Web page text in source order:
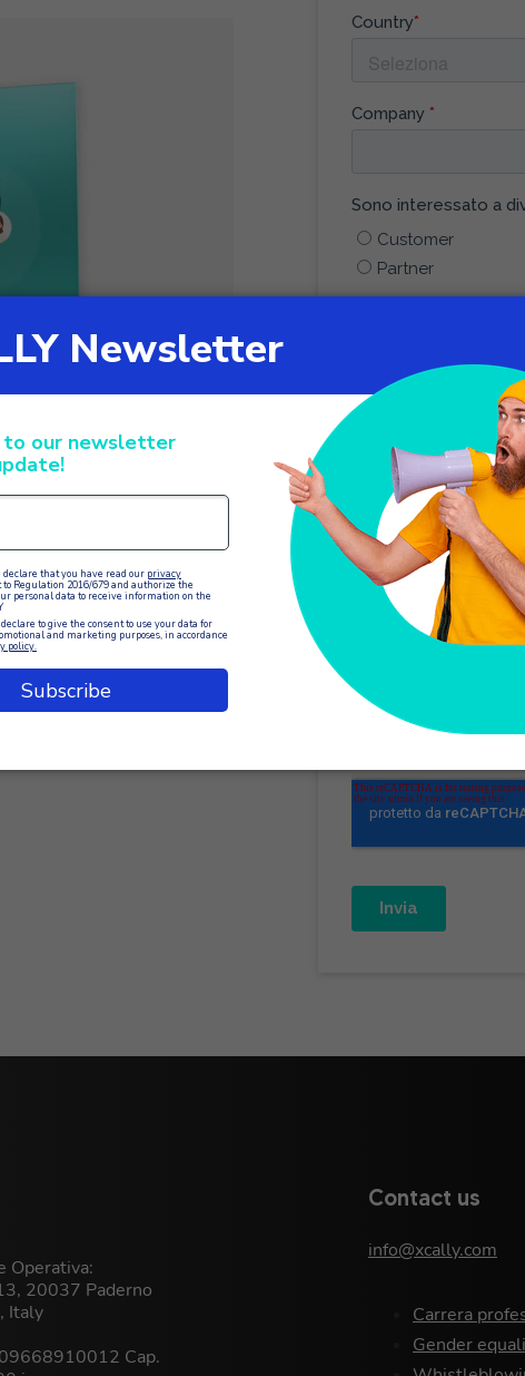
Operativa:
20037 Paderno
Italy
Cap.
Contact us
info@xcally.com
Carrera
Gender